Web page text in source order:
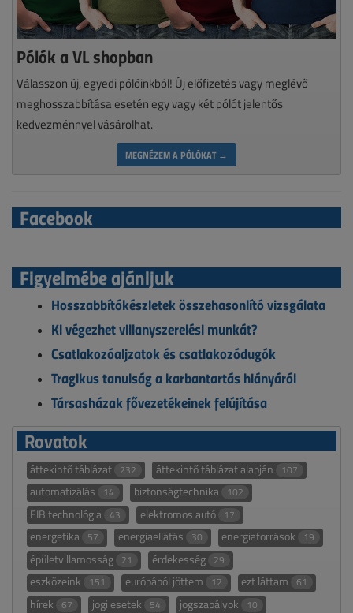
Pólók a VL shopban
Válasszon új, egyedi pólóinkból! Új előfizetés vagy meglévő
meghosszabbítása esetén egy vagy két pólót jelentős
kedvezménnyel vásárolhat.
MEGNÉZEM A PÓLÓKAT →
Facebook
Figyelmébe ajánljuk
Hosszabbítókészletek összehasonlító vizsgálata
Ki végezhet villanyszerelési munkát?
Csatlakozóaljzatok és csatlakozódugók
Tragikus tanulság a karbantartás hiányáról
Társasházak fővezetékeinek felújítása
Rovatok
áttekintő táblázat 232 áttekintő táblázat alapján 107
automatizálás 14 biztonságtechnika 102
EIB technológia 43 elektromos autó 17
energetika 57 energiaellátás 30 energiaforrások 19
épületvillamosság 21 érdekesség 29
eszközeink 151 európából jöttem 12 ezt láttam 61
hírek 67 jogi esetek 54 jogszabályok 10